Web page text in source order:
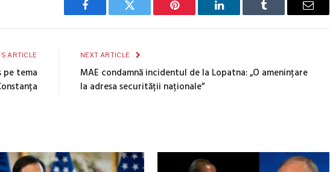
Facebook Twitter Pinterest LinkedIn Tumblr Email
ARTICLE
pe tema
NEXT ARTICLE
MAE condamnă incidentul de la Lopatna: „O amenințare
la adresa securității naționale”